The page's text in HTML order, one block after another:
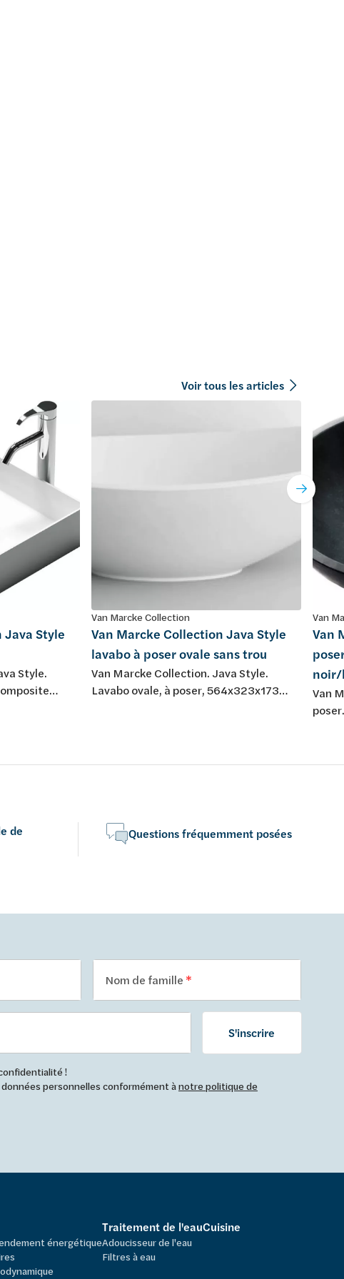
Voir tous les articles
Style
Style.
Van Marcke Collection
Van Marcke Collection Java Style
lavabo à poser ovale sans trou
Van Marcke Collection. Java Style.
Lavabo ovale, à poser, 564x323x173
Van
Van
Van
de
Questions fréquemment posées
Nom de famille
S'inscrire
!
personnelles conformément ànotre politique de
énergétique
Traitement de l'eau
Adoucisseur de l'eau
Filtres à eau
Cuisine